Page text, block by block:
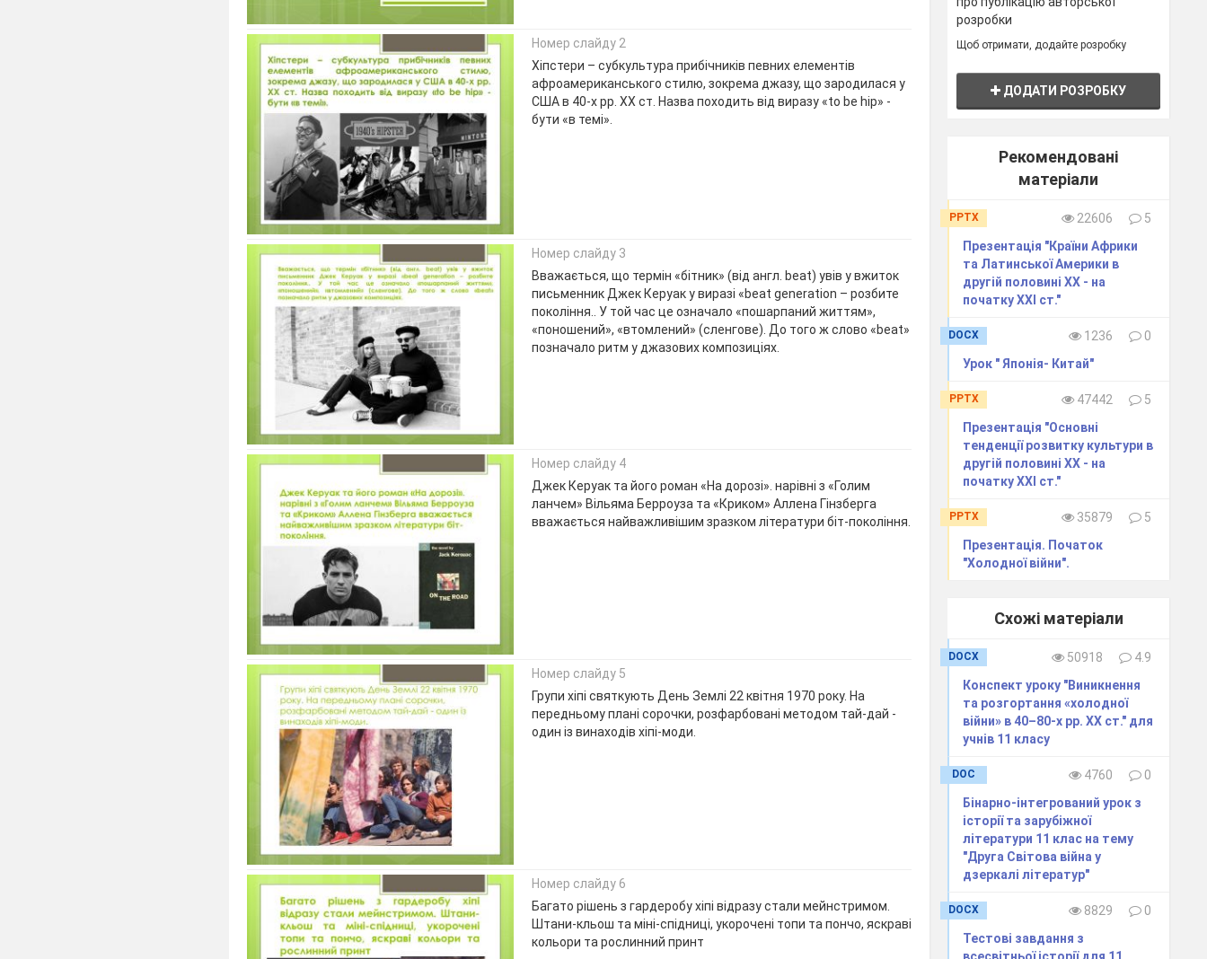
Номер слайду 2
Хіпстери – субкультура прибічників певних елементів
афроамериканського стилю, зокрема джазу, що зародилася у
США в 40-х рр. ХХ ст. Назва походить від виразу «to be hip» -
бути «в темі».
Номер слайду 3
Вважається, що термін «бітник» (від англ. beat) увів у вжиток
письменник Джек Керуак у виразі «beat generation – розбите
покоління.. У той час це означало «пошарпаний життям»,
«поношений», «втомлений» (сленгове). До того ж слово «beat»
позначало ритм у джазових композиціях.
Номер слайду 4
Джек Керуак та його роман «На дорозі». нарівні з «Голим
ланчем» Вільяма Берроуза та «Криком» Аллена Гінзберга
вважається найважливішим зразком літератури біт-покоління.
Номер слайду 5
Групи хіпі святкують День Землі 22 квітня 1970 року. На
передньому плані сорочки, розфарбовані методом тай-дай -
один із винаходів хіпі-моди.
Номер слайду 6
Багато рішень з гардеробу хіпі відразу стали мейнстримом.
Штани-кльош та міні-спідниці, укорочені топи та пончо, яскраві
кольори та рослинний принт
розробки
Щоб отримати, додайте розробку
ДОДАТИ РОЗРОБКУ
Рекомендовані
матеріали
PPTX 22606
5
Презентація "Країни Африки
та Латинської Америки в
другій половині ХХ - на
початку ХХІ ст."
DOCX 1236
0
Урок " Японія- Китай"
PPTX 47442
5
Презентація "Основні
тенденції розвитку культури в
другій половині ХХ - на
початку ХХІ ст."
PPTX 35879
5
Презентація. Початок
"Холодної війни".
Схожі матеріали
DOCX 50918
4.9
Конспект уроку "Виникнення
та розгортання «холодної
війни» в 40–80-х рр. ХХ ст." для
учнів 11 класу
DOC 4760
0
Бінарно-інтегрований урок з
історії та зарубіжної
літератури 11 клас на тему
"Друга Світова війна у
дзеркалі літератур"
DOCX 8829
0
Тестові завдання з